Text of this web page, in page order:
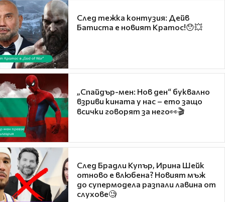
След тежка контузия: Дейв
Батиста е новият Кратос!😯💥
„Спайдър-мен: Нов ден“ буквално
взриви кината у нас – ето защо
всички говорят за него👀🎬
След Брадли Купър, Ирина Шейк
отново е влюбена? Новият мъж
до супермодела разпали лавина от
слухове🧐